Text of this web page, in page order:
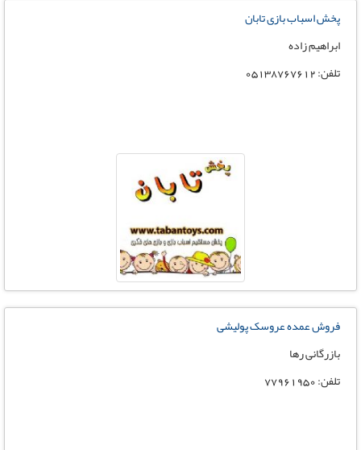
پخش اسباب بازی تابان
ابراهیم زاده
تلفن: 05138767612
فروش عمده عروسک پولیشی
بازرگانی رها
تلفن: 77961950